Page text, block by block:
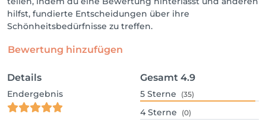
hilfst, fundierte Entscheidungen über ihre
Schönheitsbedürfnisse zu treffen.
Bewertung hinzufügen
Details
Endergebnis
Gesamt 4.9
5 Sterne (35)
4 Sterne (0)